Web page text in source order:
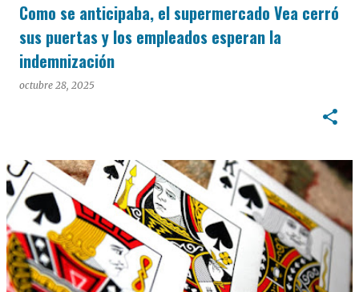
Como se anticipaba, el supermercado Vea cerró
sus puertas y los empleados esperan la
indemnización
octubre 28, 2025